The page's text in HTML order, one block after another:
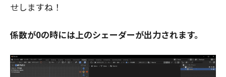
せしますね！
係数が0の時には上のシェーダーが出力されます。